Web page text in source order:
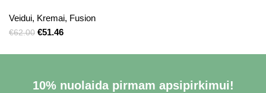
Veidui, Kremai, Fusion
€62.00 €51.46
10% nuolaida pirmam apsipirkimui!